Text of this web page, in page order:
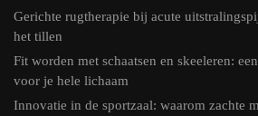
Gerichte rugtherapie bij acute
het tillen
Fit worden met schaatsen en skeeleren:
voor je hele lichaam
Innovatie in de sportzaal: waarom zachte